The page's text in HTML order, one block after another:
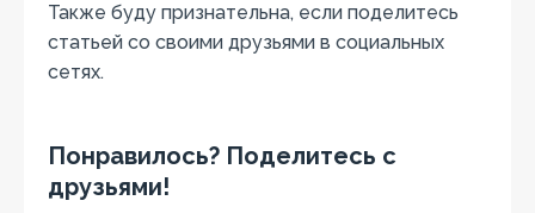
Также буду признательна, если поделитесь
статьей со своими друзьями в социальных
сетях.
Понравилось? Поделитесь с
друзьями!